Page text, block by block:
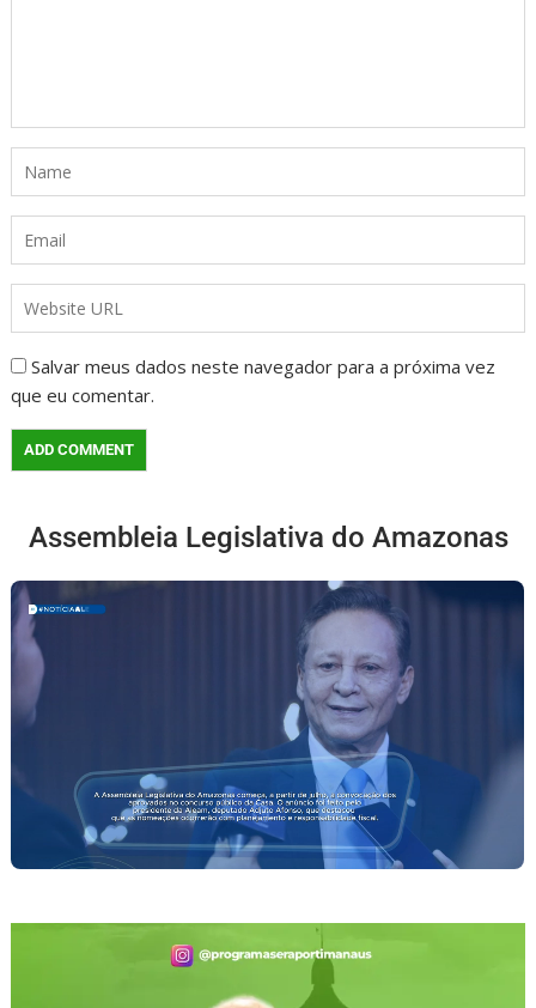
Salvar meus dados neste navegador para a próxima vez
que eu comentar.
Assembleia Legislativa do Amazonas